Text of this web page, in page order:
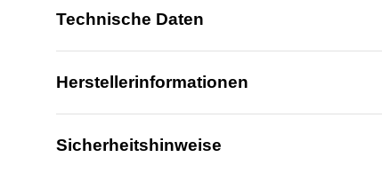
Technische Daten
Herstellerinformationen
Sicherheitshinweise